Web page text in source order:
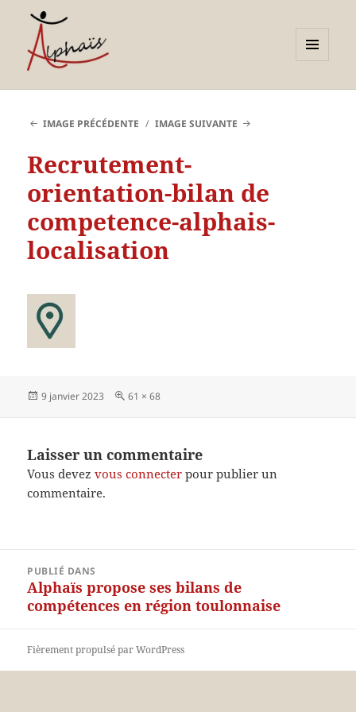
compétences et
orientations adultes et
jeunes
WIDGETS
IMAGE PRÉCÉDENTE IMAGE SUIVANTE
Recrutement-
orientation-bilan de
competence-alphais-
localisation
Publié
9 janvier 2023
Taille
61 × 68
Laisser un commentaire
Vous devezvous connecter pour publier un
commentaire.
l’article
PUBLIÉ DANS
Alphaïs propose ses bilans de
compétences en région toulonnaise
Fièrement propulsé par WordPress